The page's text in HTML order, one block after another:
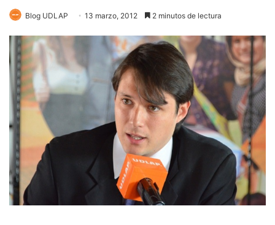
Blog UDLAP 13 marzo, 2012 2 minutos de lectura